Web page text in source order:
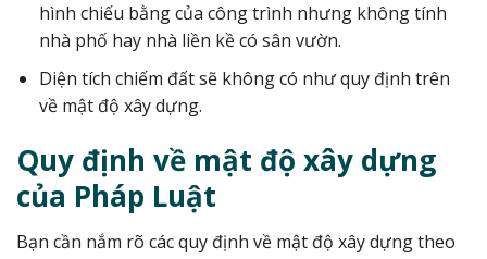
hình chiếu bằng của công trình nhưng không tính
nhà phố hay nhà liền kề có sân vườn.
Diện tích chiếm đất sẽ không có như quy định trên
về mật độ xây dựng.
Quy định về mật độ xây dựng
của Pháp Luật
Bạn cần nắm rõ các quy định về mật độ xây dựng theo